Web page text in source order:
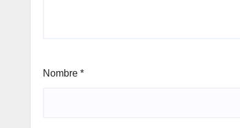
Nombre *